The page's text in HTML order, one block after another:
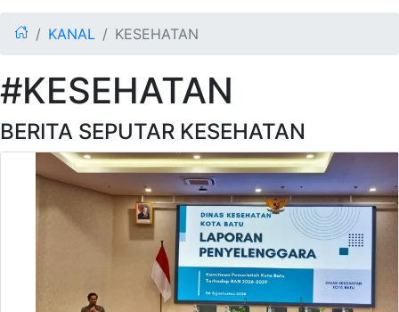
KANAL KESEHATAN
#KESEHATAN
BERITA SEPUTAR KESEHATAN